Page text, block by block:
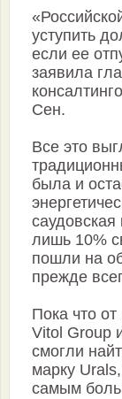
уступить
если ее
заявила
Сен.
Все это
была и
лишь 10%
пошли на
прежде
Пока что
Vitol Group
смогли
марку
самым